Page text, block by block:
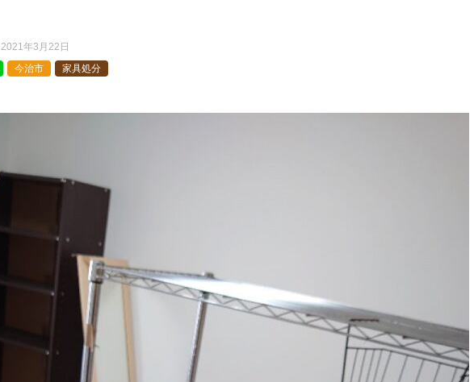
2021年3月22日
今治市 家具処分